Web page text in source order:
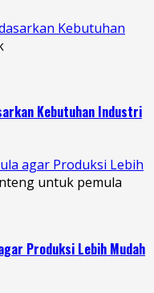
Kebutuhan
Kebutuhan Industri
agar Produksi Lebih
Produksi Lebih Mudah